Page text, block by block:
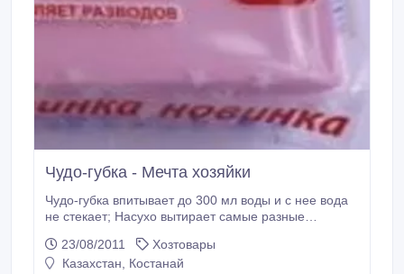
Чудо-губка - Мечта хозяйки
Чудо-губка впитывает до 300 мл воды и с нее вода
не стекает; Насухо вытирает самые разные
Ею очень удобно мыть стекла и любые
вертикальные поверхности. Вода при этом не
23/08/2011
Хозтовары
Казахстан, Костанай